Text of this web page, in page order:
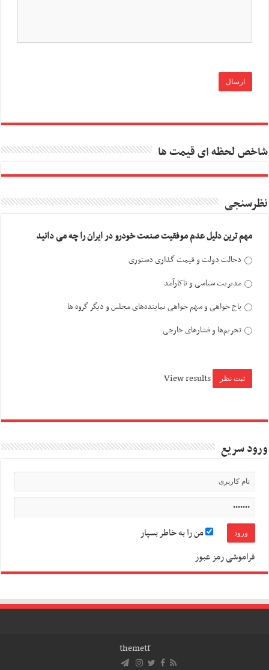
شاخص لحظه ای قیمت ها
نظرسنجی
مهم ترین دلیل عدم موفقیت صنعت خودرو در ایران را چه می دانید
دخالت دولت و قیمت گذاری دستوری
مدیریت سیاسی و ناکارآمد
باج خواهی و سهم خواهی نماینده‌های مجلس و دیگر گروه ها
تحریم‌ها و فشارهای خارجی
View results
ورود سریع
من را به خاطر بسپار
فراموشی رمز عبور
themetf